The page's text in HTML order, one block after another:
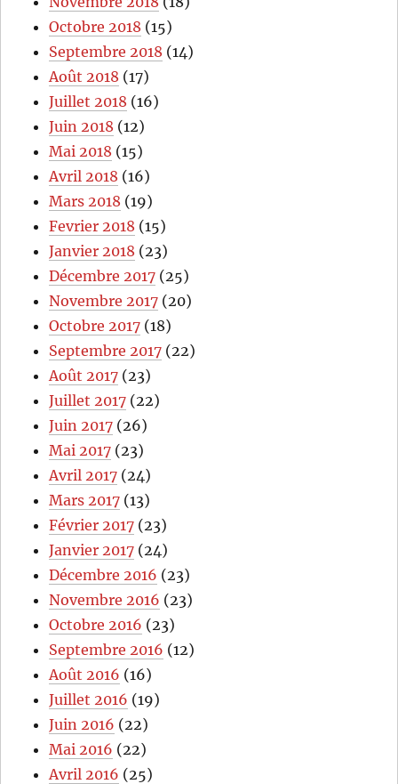
Octobre 2018 (15)
Septembre 2018 (14)
Août 2018 (17)
Juillet 2018 (16)
Juin 2018 (12)
Mai 2018 (15)
Avril 2018 (16)
Mars 2018 (19)
Fevrier 2018 (15)
Janvier 2018 (23)
Décembre 2017 (25)
Novembre 2017 (20)
Octobre 2017 (18)
Septembre 2017 (22)
Août 2017 (23)
Juillet 2017 (22)
Juin 2017 (26)
Mai 2017 (23)
Avril 2017 (24)
Mars 2017 (13)
Février 2017 (23)
Janvier 2017 (24)
Décembre 2016 (23)
Novembre 2016 (23)
Octobre 2016 (23)
Septembre 2016 (12)
Août 2016 (16)
Juillet 2016 (19)
Juin 2016 (22)
Mai 2016 (22)
Avril 2016 (25)